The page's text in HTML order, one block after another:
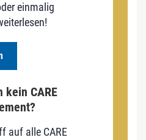
einmalig
kein CARE
auf alle CARE